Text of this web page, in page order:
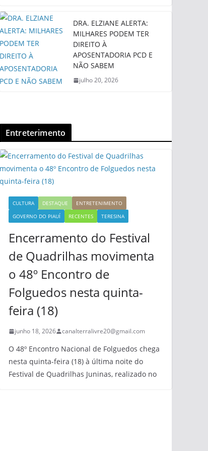
DRA. ELZIANE ALERTA:
MILHARES PODEM TER
DIREITO À
APOSENTADORIA PCD E
NÃO SABEM
julho 20, 2026
Entreterimento
CULTURA DESTAQUE
ENTRETENIMENTO
GOVERNO DO PIAUÍ
RECENTES TERESINA
Encerramento do Festival
de Quadrilhas movimenta
o 48º Encontro de
Folguedos nesta quinta-
feira (18)
junho 18, 2026 canalterralivre20@gmail.com
O 48º Encontro Nacional de Folguedos chega
nesta quinta-feira (18) à última noite do
Festival de Quadrilhas Juninas, realizado no